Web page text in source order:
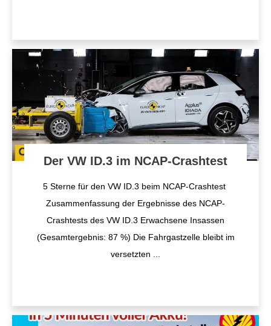
Der VW ID.3 im NCAP-Crashtest
5 Sterne für den VW ID.3 beim NCAP-Crashtest
Zusammenfassung der Ergebnisse des NCAP-
Crashtests des VW ID.3 Erwachsene Insassen
(Gesamtergebnis: 87 %) Die Fahrgastzelle bleibt im
versetzten